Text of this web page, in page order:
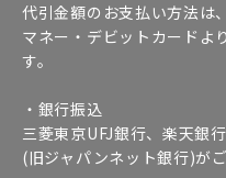
代引金額のお支払い方法は
マネー・デビットカードよ
す。
・銀行振込
三菱東京UFJ銀行、楽天銀
(旧ジャパンネット銀行)が